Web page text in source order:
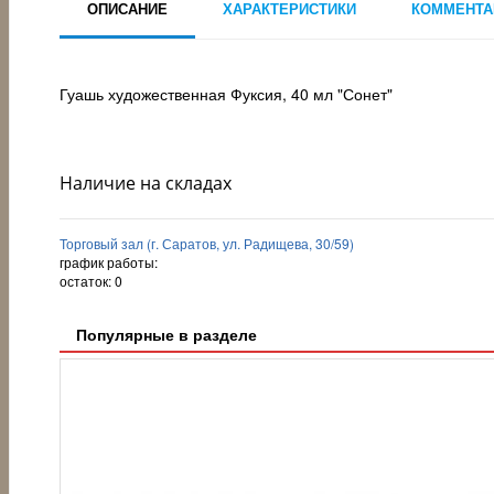
ОПИСАНИЕ ХАРАКТЕРИСТИКИ
Гуашь художественная Фуксия, 40 мл "Сонет"
Наличие на складах
Торговый зал (г. Саратов, ул. Радищева, 30/59)
график работы:
остаток:0
Популярные в разделе